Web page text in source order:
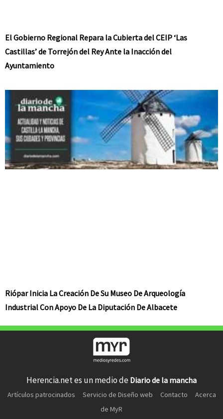
El Gobierno Regional Repara la Cubierta del CEIP ‘Las
Castillas’ de Torrejón del Rey Ante la Inacción del
Ayuntamiento
Riópar Inicia La Creación De Su Museo De Arqueología
Industrial Con Apoyo De La Diputación De Albacete
Herencia.net es un medio de Diario de la mancha
Artículos patrocinados Servicio de Diseño web Contacto
Acerca
de MyR